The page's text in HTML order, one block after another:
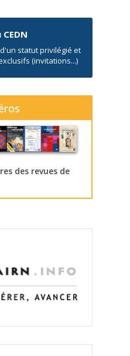
statut privilégié et
(invitations...)
des revues de